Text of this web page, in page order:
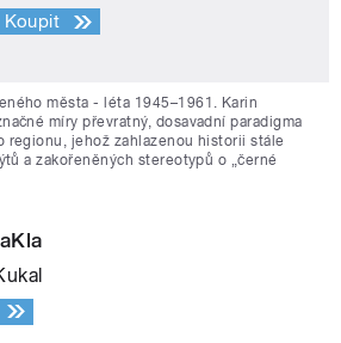
Koupit
města - léta 1945–1961. Karin
míry převratný, dosavadní paradigma
regionu, jehož zahlazenou historii stále
a zakořeněných stereotypů o „černé